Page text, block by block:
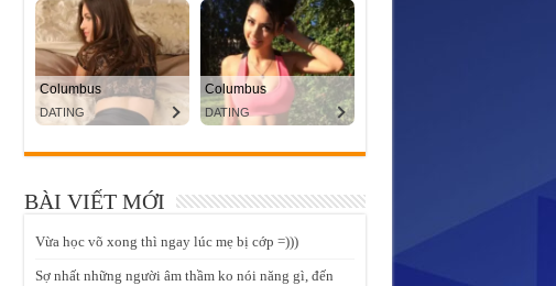
BÀI VIẾT MỚI
Vừa học võ xong thì ngay lúc mẹ bị cớp =)))
Sợ nhất những người âm thầm ko nói năng gì, đến